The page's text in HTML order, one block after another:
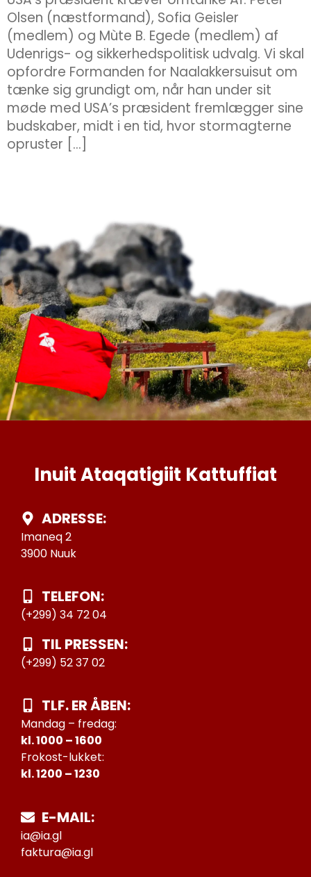
Olsen (næstformand), Sofia Geisler
(medlem) og Mùte B. Egede (medlem) af
Udenrigs- og sikkerhedspolitisk udvalg. Vi skal
opfordre Formanden for Naalakkersuisut om
tænke sig grundigt om, når han under sit
møde med USA’s præsident fremlægger sine
budskaber, midt i en tid, hvor stormagterne
opruster […]
Inuit Ataqatigiit Kattuffiat
ADRESSE:
Imaneq 2
3900 Nuuk
TELEFON:
(+299) 34 72 04
TIL PRESSEN:
(+299) 52 37 02
TLF. ER ÅBEN:
Mandag – fredag:
kl. 1000 – 1600
Frokost-lukket:
kl. 1200 – 1230
E-MAIL:
ia@ia.gl
faktura@ia.gl